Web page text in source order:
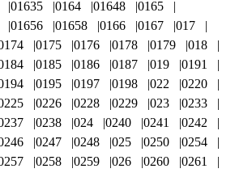
01635 0164 01648
0165
01656 01658 0166 0167
017
0175 0176 0178 0179
018
0185 0186 0187 019
0191
0195 0197 0198 022
0220
0226 0228 0229 023
0233
0238 024 0240 0241
0242
0247 0248 025 0250
0254
0258 0259 026 0260
0261